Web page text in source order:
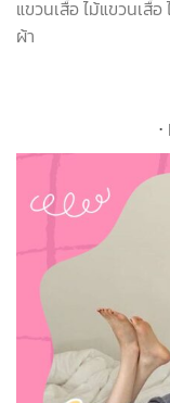
แขวนเสื้อ ไม้แขวนเสื้
ผ้า